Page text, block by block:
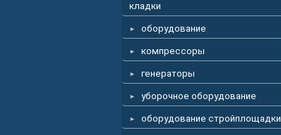
кладки
оборудование
компрессоры
генераторы
уборочное оборудование
оборудование стройплощадки